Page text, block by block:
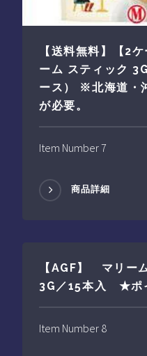
【送料無料】【2
ーム スティック
ース） ※北海道・
が必要。
Item Number 7
商品詳細
【AGF】 マリ
3G／15本入 ★ポ
Item Number 8